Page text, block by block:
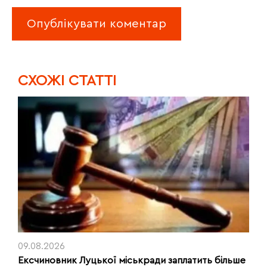
CХОЖІ СТАТТІ
09.08.2026
Ексчиновник Луцької міськради заплатить більше